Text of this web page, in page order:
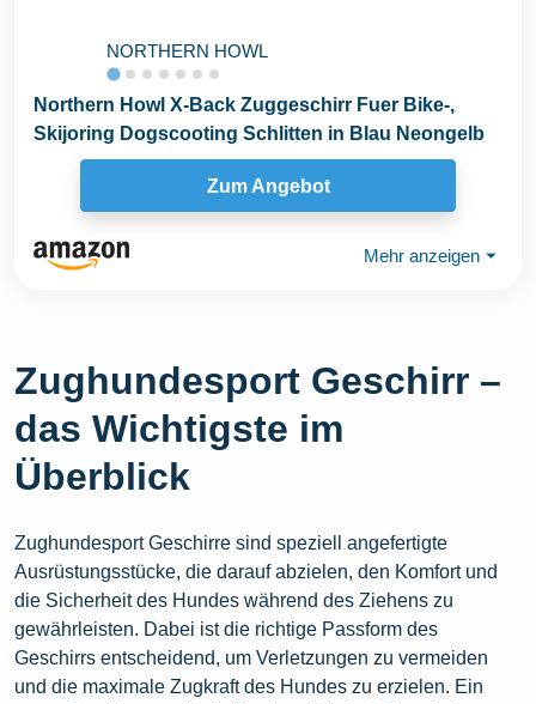
NORTHERN HOWL
Northern Howl X-Back Zuggeschirr Fuer Bike-,
Skijoring Dogscooting Schlitten in Blau Neongelb
Zum Angebot
Mehr anzeigen ⏷
Zughundesport Geschirr –
das Wichtigste im
Überblick
Zughundesport Geschirre sind speziell angefertigte
Ausrüstungsstücke, die darauf abzielen, den Komfort und
die Sicherheit des Hundes während des Ziehens zu
gewährleisten. Dabei ist die richtige Passform des
Geschirrs entscheidend, um Verletzungen zu vermeiden
und die maximale Zugkraft des Hundes zu erzielen. Ein